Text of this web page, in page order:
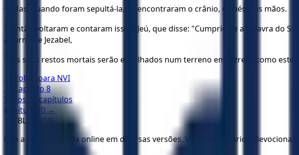
35 Mas, quando foram sepultá-la, só encontraram o crânio, os pés e as mãos.
36
Então voltaram e contaram isso a Jeú, que disse: "Cumpriu-se a palavra do
a carne de Jezabel,
37
os seus restos mortais serão espalhados num terreno em Jezreel, como
← Voltar para NVI
← Capítulo8
Todos os capítulos
Capítulo
10 →
BÍBLIA HOJE
Leia a Bíblia Sagrada online em diversas versões. Versículos diários, devocionais